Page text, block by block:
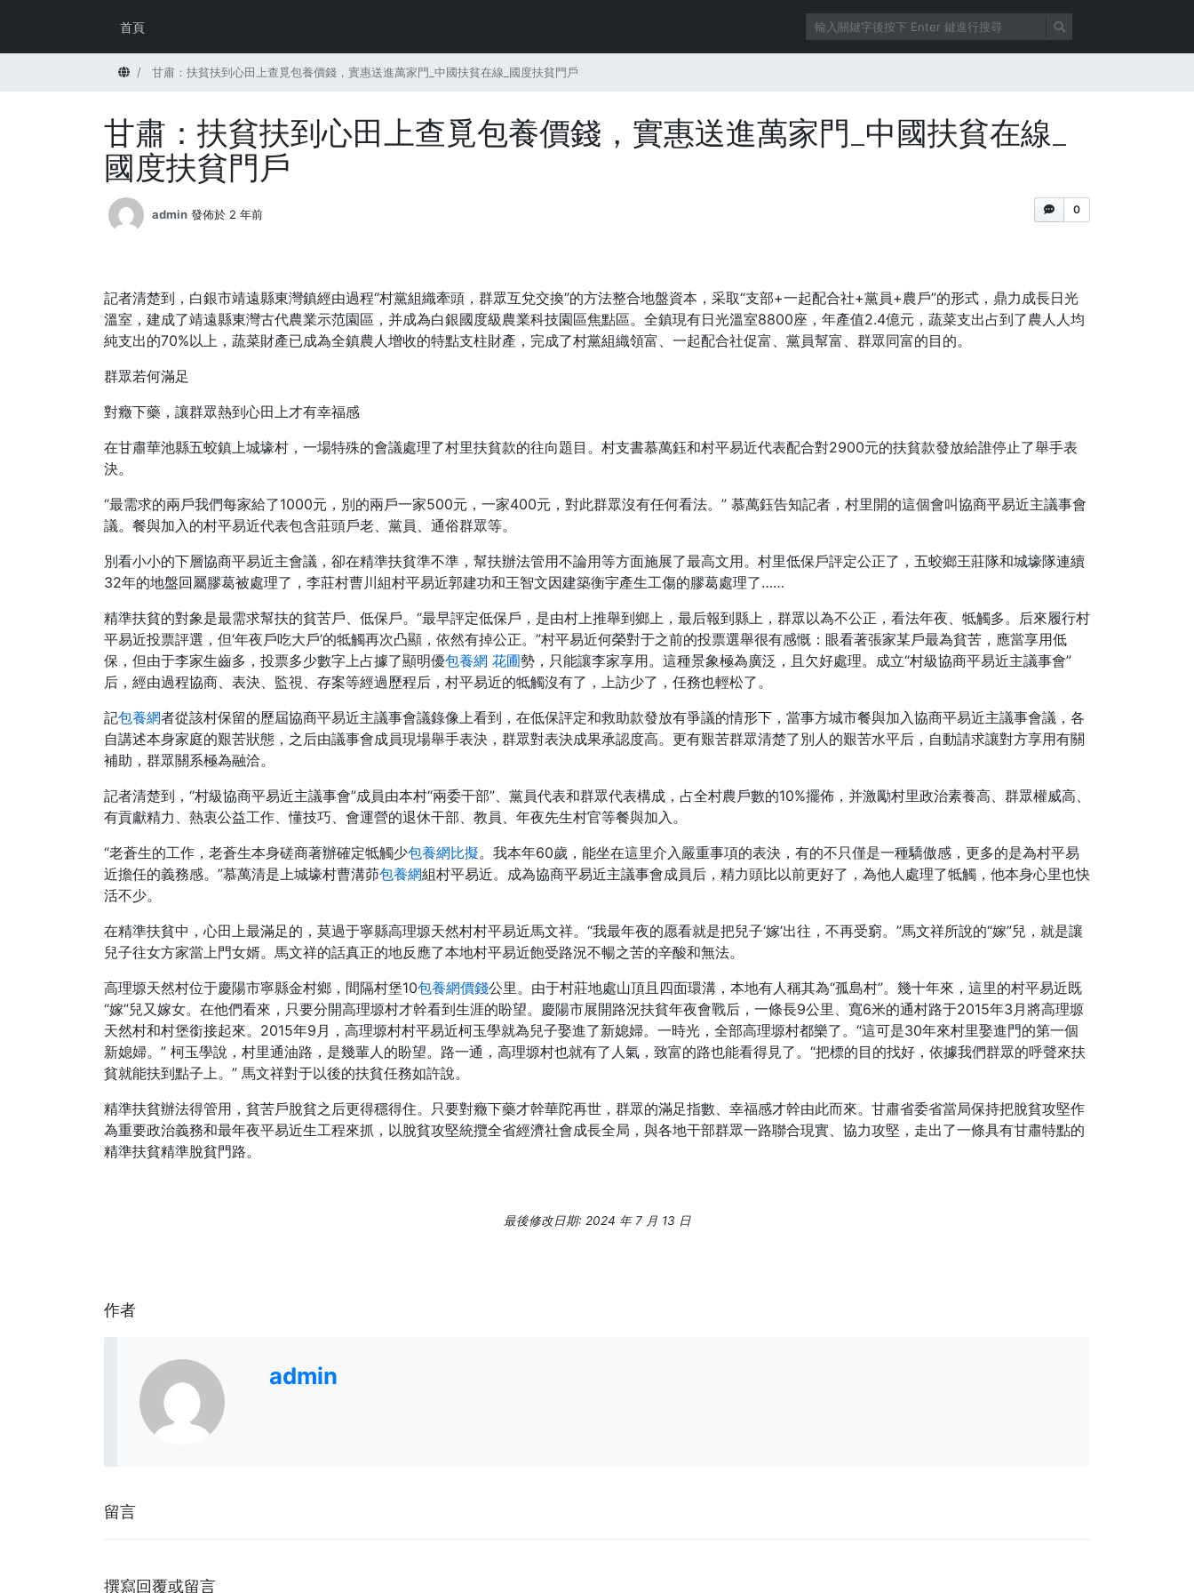
首頁
首頁 甘肅：扶貧扶到心田上查覓包養價錢，實惠送進萬家門_中國扶貧在線_國度扶貧門戶
甘肅：扶貧扶到心田上查覓包養價錢，實惠送進萬家門_中國扶貧在線_
國度扶貧門戶
0
admin 發佈於 2 年前
記者清楚到，白銀市靖遠縣東灣鎮經由過程“村黨組織牽頭，群眾互兌交換”的方法整合地盤資本，采取“支部+一起配合社+黨員+農戶”的形式，鼎力成長日光
溫室，建成了靖遠縣東灣古代農業示范園區，并成為白銀國度級農業科技園區焦點區。全鎮現有日光溫室8800座，年產值2.4億元，蔬菜支出占到了農人人均
純支出的70%以上，蔬菜財產已成為全鎮農人增收的特點支柱財產，完成了村黨組織領富、一起配合社促富、黨員幫富、群眾同富的目的。
群眾若何滿足
對癥下藥，讓群眾熱到心田上才有幸福感
在甘肅華池縣五蛟鎮上城壕村，一場特殊的會議處理了村里扶貧款的往向題目。村支書慕萬鈺和村平易近代表配合對2900元的扶貧款發放給誰停止了舉手表
決。
“最需求的兩戶我們每家給了1000元，別的兩戶一家500元，一家400元，對此群眾沒有任何看法。” 慕萬鈺告知記者，村里開的這個會叫協商平易近主議事會
議。餐與加入的村平易近代表包含莊頭戶老、黨員、通俗群眾等。
別看小小的下層協商平易近主會議，卻在精準扶貧準不準，幫扶辦法管用不論用等方面施展了最高文用。村里低保戶評定公正了，五蛟鄉王莊隊和城壕隊連續
32年的地盤回屬膠葛被處理了，李莊村曹川組村平易近郭建功和王智文因建築衡宇產生工傷的膠葛處理了……
精準扶貧的對象是最需求幫扶的貧苦戶、低保戶。“最早評定低保戶，是由村上推舉到鄉上，最后報到縣上，群眾以為不公正，看法年夜、牴觸多。后來履行村
平易近投票評選，但‘年夜戶吃大戶’的牴觸再次凸顯，依然有掉公正。”村平易近何榮對于之前的投票選舉很有感慨：眼看著張家某戶最為貧苦，應當享用低
保，但由于李家生齒多，投票多少數字上占據了顯明優包養網 花圃勢，只能讓李家享用。這種景象極為廣泛，且欠好處理。成立“村級協商平易近主議事會”
后，經由過程協商、表決、監視、存案等經過歷程后，村平易近的牴觸沒有了，上訪少了，任務也輕松了。
記包養網者從該村保留的歷屆協商平易近主議事會議錄像上看到，在低保評定和救助款發放有爭議的情形下，當事方城市餐與加入協商平易近主議事會議，各
自講述本身家庭的艱苦狀態，之后由議事會成員現場舉手表決，群眾對表決成果承認度高。更有艱苦群眾清楚了別人的艱苦水平后，自動請求讓對方享用有關
補助，群眾關系極為融洽。
記者清楚到，“村級協商平易近主議事會”成員由本村“兩委干部”、黨員代表和群眾代表構成，占全村農戶數的10%擺佈，并激勵村里政治素養高、群眾權威高、
有貢獻精力、熱衷公益工作、懂技巧、會運營的退休干部、教員、年夜先生村官等餐與加入。
“老蒼生的工作，老蒼生本身磋商著辦確定牴觸少包養網比擬。我本年60歲，能坐在這里介入嚴重事項的表決，有的不只僅是一種驕傲感，更多的是為村平易
近擔任的義務感。”慕萬清是上城壕村曹溝茆包養網組村平易近。成為協商平易近主議事會成員后，精力頭比以前更好了，為他人處理了牴觸，他本身心里也快
活不少。
在精準扶貧中，心田上最滿足的，莫過于寧縣高理塬天然村村平易近馬文祥。“我最年夜的愿看就是把兒子‘嫁’出往，不再受窮。”馬文祥所說的“嫁”兒，就是讓
兒子往女方家當上門女婿。馬文祥的話真正的地反應了本地村平易近飽受路況不暢之苦的辛酸和無法。
高理塬天然村位于慶陽市寧縣金村鄉，間隔村堡10包養網價錢公里。由于村莊地處山頂且四面環溝，本地有人稱其為“孤島村”。幾十年來，這里的村平易近既
“嫁”兒又嫁女。在他們看來，只要分開高理塬村才幹看到生涯的盼望。慶陽市展開路況扶貧年夜會戰后，一條長9公里、寬6米的通村路于2015年3月將高理塬
天然村和村堡銜接起來。2015年9月，高理塬村村平易近柯玉學就為兒子娶進了新媳婦。一時光，全部高理塬村都樂了。“這可是30年來村里娶進門的第一個
新媳婦。” 柯玉學說，村里通油路，是幾輩人的盼望。路一通，高理塬村也就有了人氣，致富的路也能看得見了。“把標的目的找好，依據我們群眾的呼聲來扶
貧就能扶到點子上。” 馬文祥對于以後的扶貧任務如許說。
精準扶貧辦法得管用，貧苦戶脫貧之后更得穩得住。只要對癥下藥才幹華陀再世，群眾的滿足指數、幸福感才幹由此而來。甘肅省委省當局保持把脫貧攻堅作
為重要政治義務和最年夜平易近生工程來抓，以脫貧攻堅統攬全省經濟社會成長全局，與各地干部群眾一路聯合現實、協力攻堅，走出了一條具有甘肅特點的
精準扶貧精準脫貧門路。
最後修改日期: 2024 年 7 月 13 日
作者
admin
留言
撰寫回覆或留言